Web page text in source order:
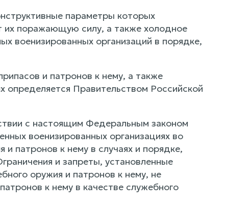
параметры которых
их поражающую силу, а также холодное
военизированных организаций в порядке,
и патронов к нему, а также
определяется Правительством Российской
с настоящим Федеральным законом
военизированных организациях во
и патронов к нему в случаях и порядке,
и запреты, установленные
оружия и патронов к нему, не
к нему в качестве служебного